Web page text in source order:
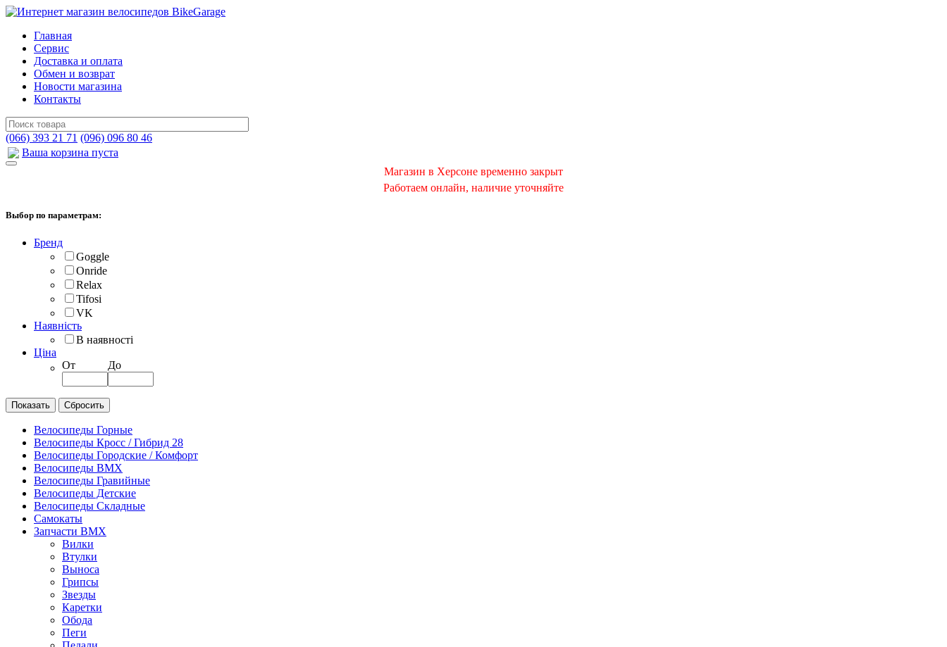
Главная
Сервис
Доставка и оплата
Обмен и возврат
Новости магазина
Контакты
(066) 393 21 71 (096) 096 80 46
Ваша корзина пуста
Магазин в Херсоне временно закрыт
Работаем онлайн, наличие уточняйте
Выбор по параметрам:
Бренд
Goggle
Onride
Relax
Tifosi
VK
Наявність
В наявності
Ціна
От
До
Велосипеды Горные
Велосипеды Кросс / Гибрид 28
Велосипеды Городские / Комфорт
Велосипеды BMX
Велосипеды Гравийные
Велосипеды Детские
Велосипеды Складные
Самокаты
Запчасти BMX
Вилки
Втулки
Выноса
Грипсы
Звезды
Каретки
Обода
Пеги